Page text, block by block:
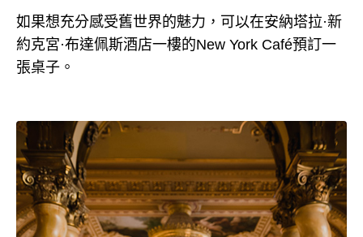
如果想充分感受舊世界的魅力，可以在安納塔拉·新
約克宮·布達佩斯酒店一樓的New York Café預訂一
張桌子。